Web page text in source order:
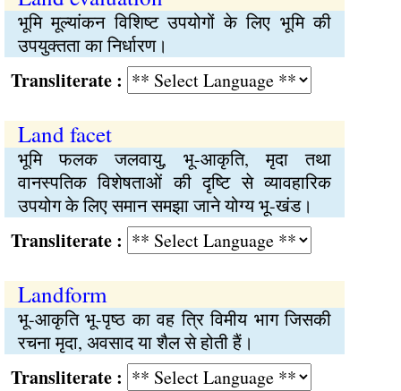
भूमि मूल्यांकन विशिष्ट उपयोगों के लिए भूमि की
उपयुक्तता का निर्धारण।
:
Land facet
भूमि फलक जलवायु, भू-आकृति, मृदा तथा
वानस्पतिक विशेषताओं की दृष्टि से व्यावहारिक
उपयोग के लिए समान समझा जाने योग्य भू-खंड।
:
Landform
भू-आकृति भू-पृष्ठ का वह त्रि विमीय भाग जिसकी
रचना मृदा, अवसाद या शैल से होती हैं।
: